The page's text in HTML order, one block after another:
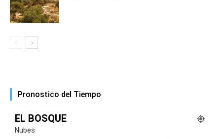
Pronostico del Tiempo
EL BOSQUE
Nubes